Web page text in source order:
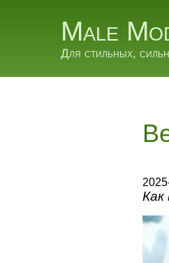
Male
Для стильных,
Как